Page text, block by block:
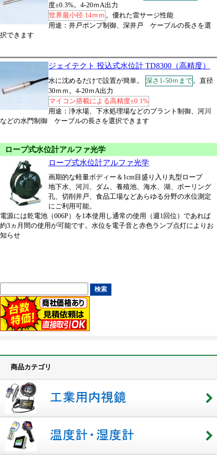
度±0.3%。4-20ｍA出力
世界最小径 14ｍｍ 。優れた雷サージ性能
用途：井戸ポンプ制御、深井戸 ケーブルの長さを選
択できます
ジェイテクト 投込式水位計 TD8300（高精度）
水に沈めるだけで設置が簡単。 深さ1-50ｍまで 。直径
30ｍｍ。4-20ｍA出力
マイコン搭載による高精度±0.1%
用途：浄水場、下水処理場などのプラント制御、河川
などの水門制御 ケーブルの長さを選択できます
ロープ式水位計アルファ光学
ロープ式水位計アルファ光学
画期的な軽量ボディー＆1cm目盛り入り丸型ロープ
地下水、河川、ダム、養殖池、海水、湖、ボーリング
孔、切削井戸、食品工場などあらゆる分野の水位測定
にご利用可能。
電源には乾電池（006P）を1本使用し通常の使用（週1回位）であれば
約3ヵ月間の使用が可能です。水位を電子音と赤色ランプ点灯によりお
知らせ
商品カテゴリ